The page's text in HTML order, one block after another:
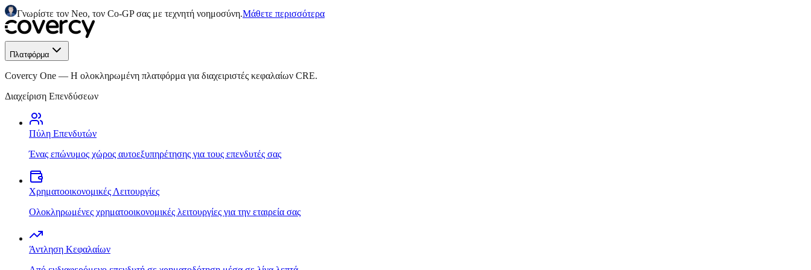
Γνωρίστε τον Neo, τον Co-GP σας με τεχνητή νοημοσύνη.Μάθετε περισσότερα
Πλατφόρμα
Covercy One — Η ολοκληρωμένη πλατφόρμα για διαχειριστές κεφαλαίων CRE.
Διαχείριση Επενδύσεων
Πύλη Επενδυτών
Ένας επώνυμος χώρος αυτοεξυπηρέτησης για τους επενδυτές σας
Χρηματοοικονομικές Λειτουργίες
Ολοκληρωμένες χρηματοοικονομικές λειτουργίες για την εταιρεία σας
Άντληση Κεφαλαίων